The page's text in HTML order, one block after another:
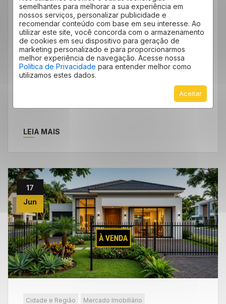
semelhantes para melhorar a sua experiência em
nossos serviços, personalizar publicidade e
recomendar conteúdo com base em seu interesse. Ao
utilizar este site, você concorda com o armazenamento
de cookies em seu dispositivo para geração de
marketing personalizado e para proporcionarmos
melhor experiência de navegação. Acesse nossa
Política de Privacidade para entender melhor como
utilizamos estes dados.
Aceitar
Vinhedo E O Verde Urbano: Por
Que A Arborização Valoriza Seu
Imóvel E Sua Qualidade De Vida
Vinhedo dá mais um passo pelo verde A
Câmara Municipal de Vinhedo aprovou uma
moção solicitando ao prefeito e à […]
LEIA MAIS
17
Jun
Cidade e Região Mercado Imobiliário